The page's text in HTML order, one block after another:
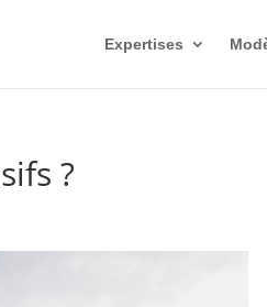
Expertises
?